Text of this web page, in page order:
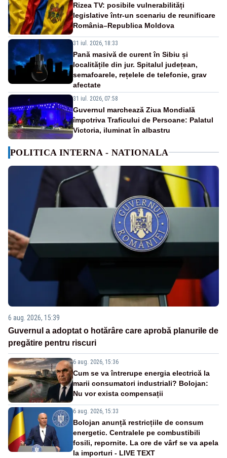
Rizea TV: posibile vulnerabilități
legislative într-un scenariu de reunificare
România–Republica Moldova
31 iul. 2026, 18:33
Pană masivă de curent în Sibiu și
localitățile din jur. Spitalul județean,
semafoarele, rețelele de telefonie, grav
afectate
31 iul. 2026, 07:58
Guvernul marchează Ziua Mondială
împotriva Traficului de Persoane: Palatul
Victoria, iluminat în albastru
POLITICA INTERNA - NATIONALA
6 aug. 2026, 15:39
Guvernul a adoptat o hotărâre care aprobă planurile de
pregătire pentru riscuri
6 aug. 2026, 15:36
Cum se va întrerupe energia electrică la
marii consumatori industriali? Bolojan:
Nu vor exista compensații
6 aug. 2026, 15:33
Bolojan anunță restricțiile de consum
energetic. Centralele pe combustibili
fosili, repornite. La ore de vârf se va apela
la importuri - LIVE TEXT